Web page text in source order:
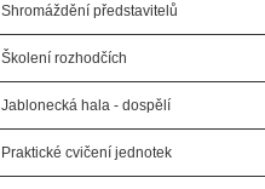
Shromáždění představitelů
Školení rozhodčích
Jablonecká hala - dospělí
Praktické cvičení jednotek